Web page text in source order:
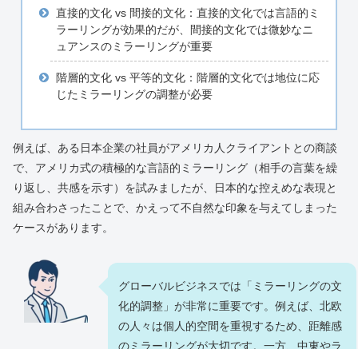
直接的文化 vs 間接的文化：直接的文化では言語的ミ
ラーリングが効果的だが、間接的文化では微妙なニ
ュアンスのミラーリングが重要
階層的文化 vs 平等的文化：階層的文化では地位に応
じたミラーリングの調整が必要
例えば、ある日本企業の社員がアメリカ人クライアントとの商談
で、アメリカ式の積極的な言語的ミラーリング（相手の言葉を繰
り返し、共感を示す）を試みましたが、日本的な控えめな表現と
組み合わさったことで、かえって不自然な印象を与えてしまった
ケースがあります。
グローバルビジネスでは「ミラーリングの文
化的調整」が非常に重要です。例えば、北欧
の人々は個人的空間を重視するため、距離感
のミラーリングが大切です。一方、中東やラ